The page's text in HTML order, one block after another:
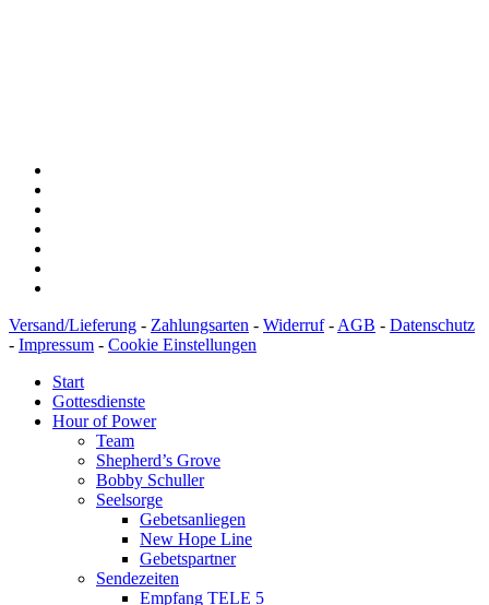
Versand/Lieferung - Zahlungsarten - Widerruf- AGB - Datenschutz
- Impressum - Cookie Einstellungen
Start
Gottesdienste
Hour of Power
Team
Shepherd’s Grove
Bobby Schuller
Seelsorge
Gebetsanliegen
New Hope Line
Gebetspartner
Sendezeiten
Empfang TELE 5